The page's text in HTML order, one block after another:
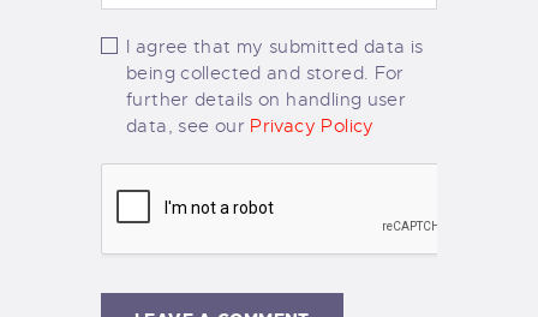
I agree that my submitted data is
being collected and stored. For
further details on handling user
data, see our Privacy Policy